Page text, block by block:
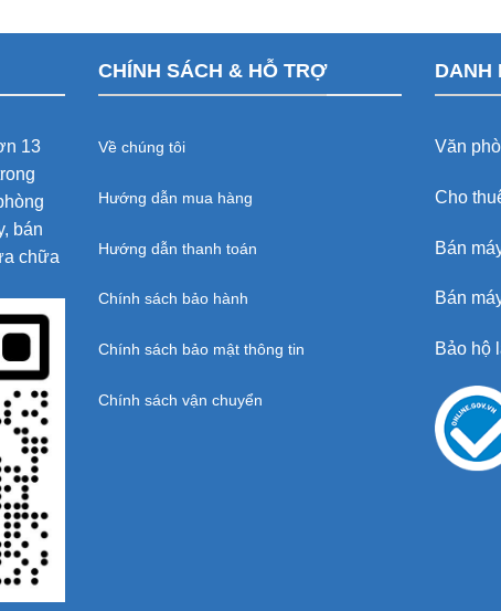
13
bán
chữa
CHÍNH SÁCH & HỖ TRỢ
Về chúng tôi
Hướng dẫn mua hàng
Hướng dẫn thanh toán
Chính sách bảo hành
Chính sách bảo mật thông tin
Chính sách vận chuyển
DANH
Văn
Cho
Bán
Bán
Bảo hộ